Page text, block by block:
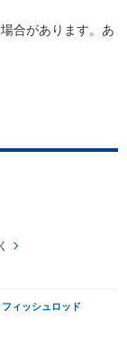
合があります。あ
ィッシュロッド